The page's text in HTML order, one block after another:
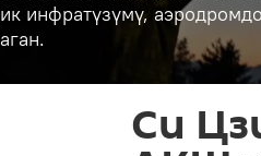
инфратүзүмү,
Си